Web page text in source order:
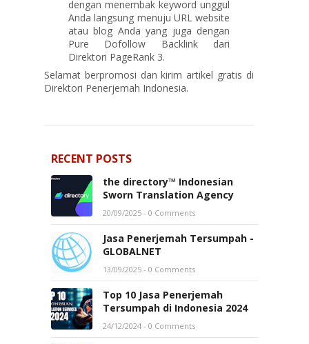
dengan menembak keyword unggul
Anda langsung menuju URL website
atau blog Anda yang juga dengan
Pure Dofollow Backlink dari
Direktori PageRank 3.
Selamat berpromosi dan kirim artikel gratis di
Direktori Penerjemah Indonesia.
RECENT POSTS
the directory™ Indonesian
Sworn Translation Agency
20/09/2025 - 0 Comments
Jasa Penerjemah Tersumpah -
GLOBALNET
13/09/2025 - 0 Comments
Top 10 Jasa Penerjemah
Tersumpah di Indonesia 2024
24/12/2024 - 0 Comments